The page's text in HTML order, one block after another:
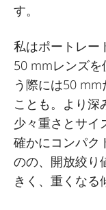
す。
私はポートレー
50 mmレンズ
う際には50
ことも。より深
少々重さとサイ
確かにコンパク
のの、開放絞り
きく、重くなる